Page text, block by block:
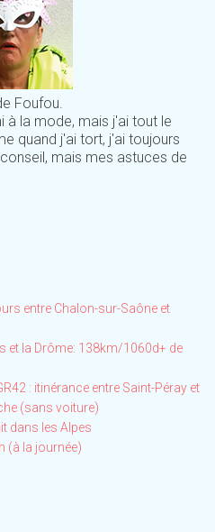
Foufou.
à la mode, mais j'ai tout le
quand j'ai tort, j'ai toujours
mais mes astuces de
entre Chalon-sur-Saône et
et la Drôme: 138km/1060d+ de
: itinérance entre Saint-Péray et
(sans voiture)
dans les Alpes
(à la journée)